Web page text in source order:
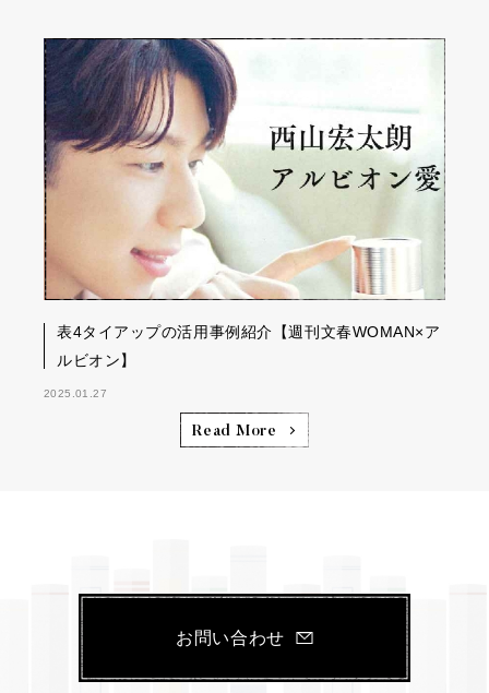
表4タイアップの活用事例紹介【週刊文春WOMAN×ア
ルビオン】
2025.01.27
Read More
お問い合わせ